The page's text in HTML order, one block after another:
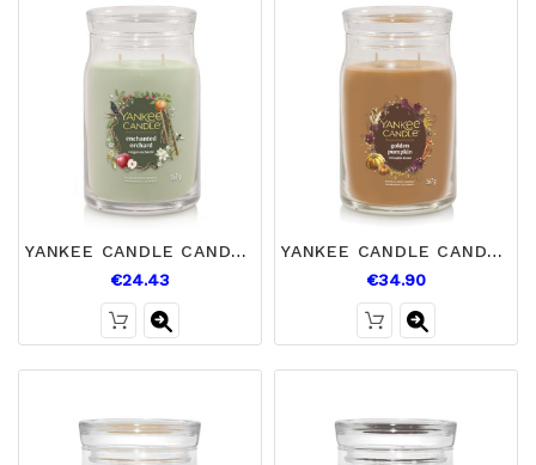
YANKEE CANDLE CANDELA GRANDE ENCHANTED ORCHARD
€24.43
YANKEE CANDLE CANDELA GRANDE GOLDEN PUMPKIN
€34.90